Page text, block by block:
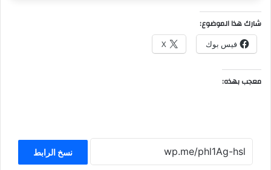
شارك هذا الموضوع:
فيس بوك X
معجب بهذه:
نسخ الرابط